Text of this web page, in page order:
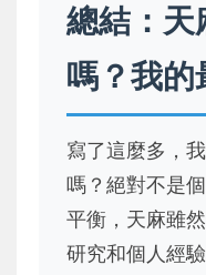
總結：天
嗎？我的
寫了這麼多，
嗎？絕對不是
平衡，天麻雖
研究和個人經